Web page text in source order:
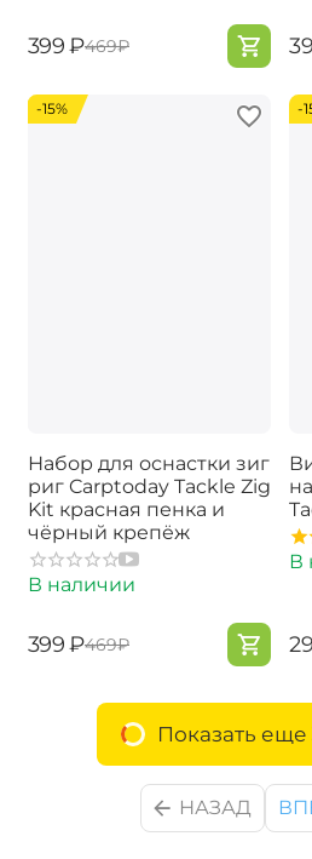
‍399‍ ₽‍469‍₽
-15%
Набор для оснастки зиг
риг Carptoday Tackle Zig
Kit красная пенка и
чёрный крепёж
В наличии
‍399‍ ₽‍469‍₽
-
В
Показать еще
НАЗАД